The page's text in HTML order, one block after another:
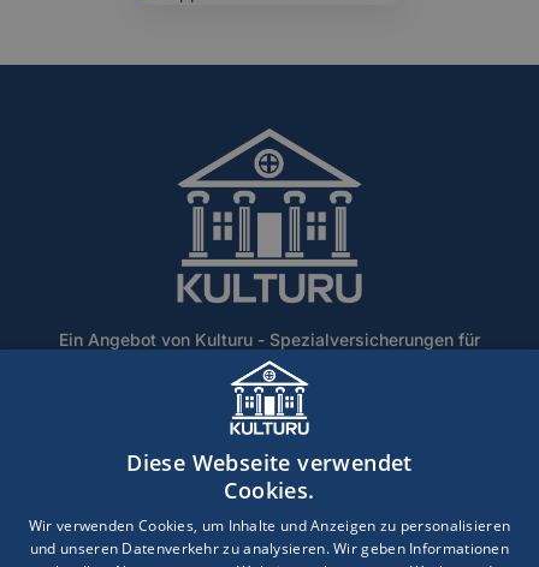
Ein Angebot von Kulturu - Spezialversicherungen für
Denkmalschutz und historische Gebäude.
Über UnsBlogLexikon
ErstinformationHaftungsausschlussImpressum
Datenschutz
Copyright © 2026 · Ein Service der DEVK Gebietsdirektion
Diese Webseite verwendet
Cookies.
Wir verwenden Cookies, um Inhalte und Anzeigen zu personalisieren
und unseren Datenverkehr zu analysieren. Wir geben Informationen